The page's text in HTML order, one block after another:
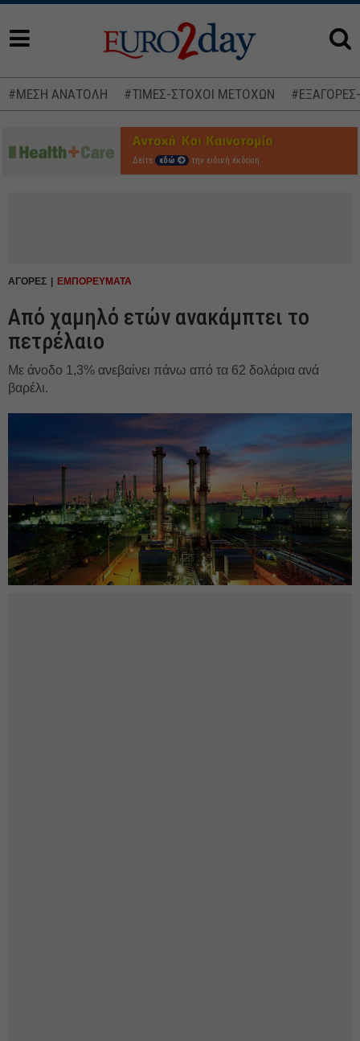
#ΜΕΣΗ ΑΝΑΤΟΛΗ #ΤΙΜΕΣ-ΣΤΟΧΟΙ ΜΕΤΟΧΩΝ
Δείτε εδώ την ειδική έκδοση
ΑΓΟΡΕΣ ΕΜΠΟΡΕΥΜΑΤΑ
Από χαμηλό ετών ανακάμπτει το
πετρέλαιο
Με άνοδο 1,3% ανεβαίνει πάνω από τα 62 δολάρια ανά
βαρέλι.